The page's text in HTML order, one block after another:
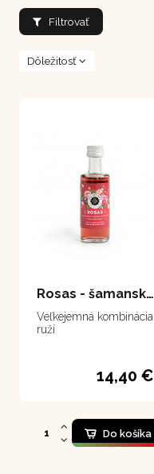
Filtrovať
Dôležitosť
Rosas - šamanská esencia z ruží 40 ml
Veľkejemná kombinácia
ruží
14,40 €
Do košíka